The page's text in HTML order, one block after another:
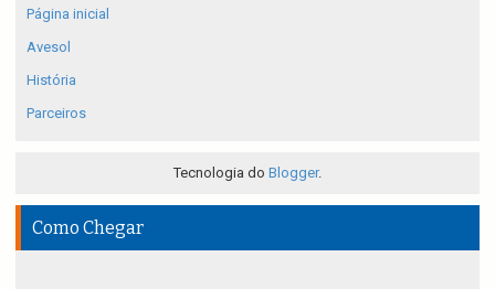
Página inicial
Avesol
História
Parceiros
Tecnologia do Blogger.
Como Chegar